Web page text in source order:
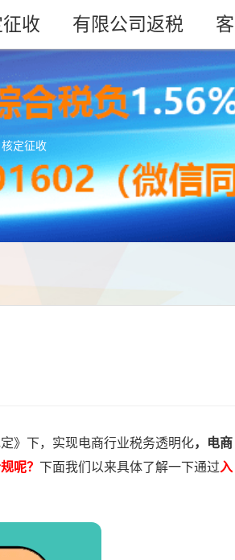
收 有限公司返税
核定征收
》下，实现电商行业税务透明化，电商
呢？ 下面我们以来具体了解一下通过入